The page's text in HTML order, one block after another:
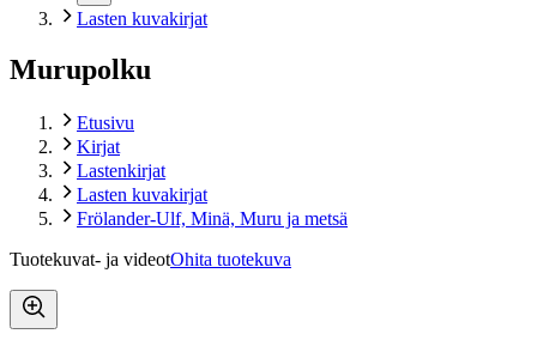
Lasten kuvakirjat
Murupolku
Etusivu
Kirjat
Lastenkirjat
Lasten kuvakirjat
Frölander-Ulf, Minä, Muru ja metsä
Tuotekuvat- ja videotOhita tuotekuva